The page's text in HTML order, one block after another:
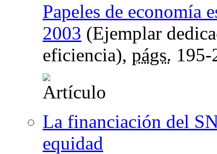
Papeles de economía
2003 (Ejemplar
eficiencia), págs. 195-
La financiación del
equidad